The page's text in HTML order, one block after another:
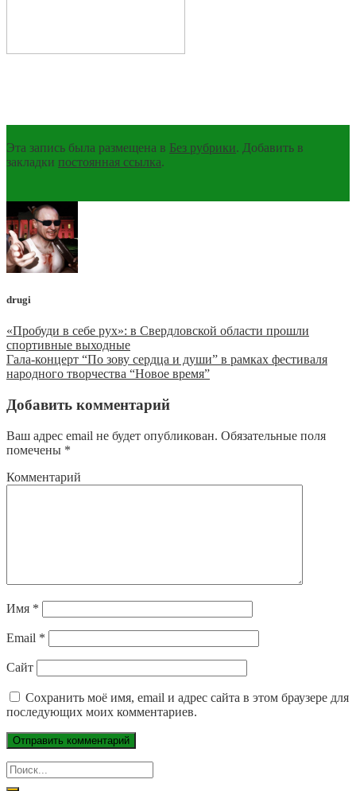
Эта запись была размещена в Без рубрики. Добавить в
закладки постоянная ссылка.
drugi
«Пробуди в себе рух»: в Свердловской области прошли
спортивные выходные
Гала-концерт “По зову сердца и души” в рамках фестиваля
народного творчества “Новое время”
Добавить комментарий
Ваш адрес email не будет опубликован. Обязательные поля
помечены *
Комментарий
Имя *
Email *
Сайт
Сохранить моё имя, email и адрес сайта в этом браузере для
последующих моих комментариев.